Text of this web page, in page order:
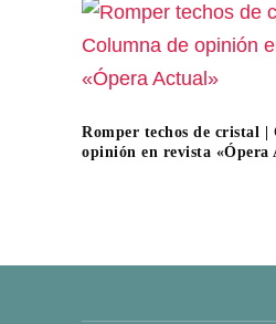
Romper techos de cristal |
opinión en revista «Ópera